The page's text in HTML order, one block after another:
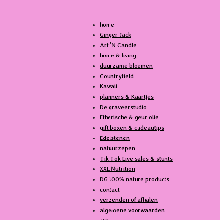
e
b
o
o
k
o
k
home
Ginger Jack
Art 'N Candle
home & living
duurzame bloemen
Countryfield
Kawaii
planners & Kaartjes
De graveerstudio
Etherische & geur olie
gift boxen & cadeautips
Edelstenen
natuurzepen
Tik Tok Live sales & stunts
XXL Nutrition
DG 100% nature products
contact
verzenden of afhalen
algemene voorwaarden